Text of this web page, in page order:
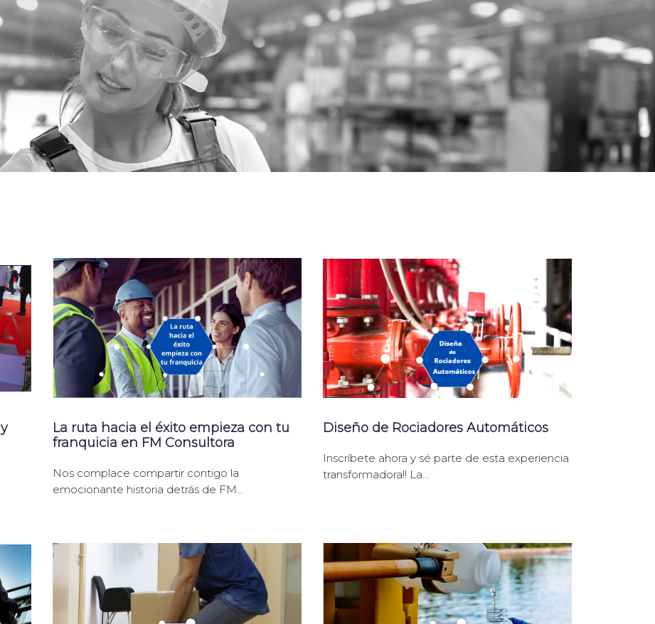
La ruta hacia el éxito empieza con tu
franquicia en FM Consultora
Nos complace compartir contigo la
emocionante historia detrás de FM...
Diseño de Rociadores Automáticos
Inscríbete ahora y sé parte de esta experiencia
transformadora!! La...